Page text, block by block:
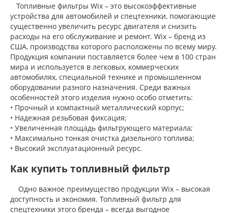
Топливные фильтры Wix – это высокоэффективные
устройства для автомобилей и спецтехники, помогающие
существенно увеличить ресурс двигателя и снизить
расходы на его обслуживание и ремонт. Wix – бренд из
США, производства которого расположены по всему миру.
Продукция компании поставляется более чем в 100 стран
мира и используется в легковых, коммерческих
автомобилях, специальной технике и промышленном
оборудовании разного назначения. Среди важных
особенностей этого изделия нужно особо отметить:
• Прочный и компактный металлический корпус;
• Надежная резьбовая фиксация;
• Увеличенная площадь фильтрующего материала;
• Максимально тонкая очистка дизельного топлива;
• Высокий эксплуатационный ресурс.
Как купить топливный фильтр
Одно важное преимущество продукции Wix – высокая
доступность и экономия. Топливный фильтр для
спецтехники этого бренда – всегда выгодное